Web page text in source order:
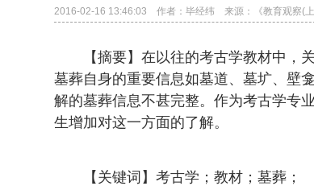
2016-02-16 13:46:03 作者：毕经纬 来源：《教育观察(
【摘要】在以往的考古学教材中，关
墓葬自身的重要信息如墓道、墓圹、壁
解的墓葬信息不甚完整。作为考古学专
生增加对这一方面的了解。
【关键词】考古学；教材；墓葬；